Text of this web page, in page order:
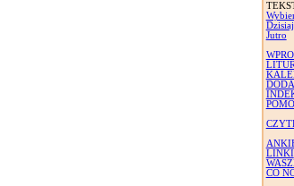
Dzisiaj
Jutro
LINKI
CO